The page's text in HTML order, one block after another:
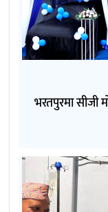
भरतपुरमा सीजी